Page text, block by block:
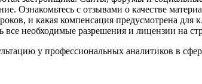
Ознакомьтесь с отзывами о качестве
и какая компенсация предусмотрена для
все необходимые разрешения и лицензии на
у профессиональных аналитиков в